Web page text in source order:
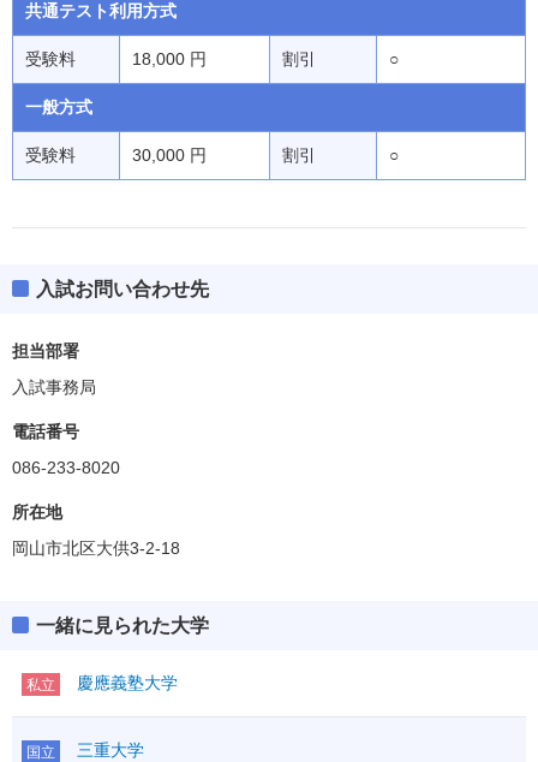
共通テスト利用方式
受験料 18,000 円 割引 ○
一般方式
受験料 30,000 円 割引 ○
入試お問い合わせ先
担当部署
入試事務局
電話番号
086-233-8020
所在地
岡山市北区大供3-2-18
一緒に見られた大学
私立 慶應義塾大学
国立 三重大学